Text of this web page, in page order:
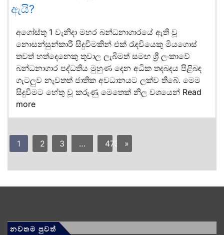
ඇයි?
අගෝස්තු 1 වැනිදා මහර බන්ධනාගාරයේ ඇති වූ
නොසන්සුන්කාරී සිදුවීමකින් එක් රැඳවියෙකු මියගොස්
තවත් හත්දෙනෙකු තුවාල ලැබීමත් සමඟ ශ්‍රී ලංකාවේ
බන්ධනාගාර පද්ධතිය මුහුණ දෙන අධික තදබදය පිළිබඳ
ගැටලුව නැවතත් ජාතික අවධානයට ලක්ව තිබේ. මෙම
සිදුවීමට හේතු වූ කරුණු මෙතෙක් නිල වශයෙන් Read
more
1 2 3 … 473 »
නවතම පුවත්